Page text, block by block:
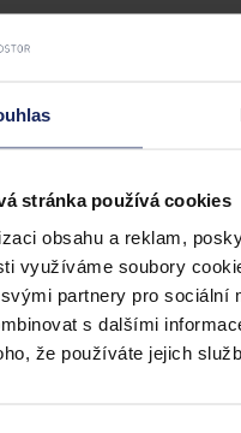
stránka používá cookies
obsahu a reklam,
využíváme soubory
partnery pro sociální
s dalšími
že používáte jejich
vs legitimní
nemůže mít přednost
• 8. července 2026, 00:00